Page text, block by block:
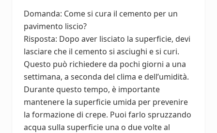
Domanda: Come si cura il cemento per un
pavimento liscio?
Risposta: Dopo aver lisciato la superficie, devi
lasciare che il cemento si asciughi e si curi.
Questo può richiedere da pochi giorni a una
settimana, a seconda del clima e dell’umidità.
Durante questo tempo, è importante
mantenere la superficie umida per prevenire
la formazione di crepe. Puoi farlo spruzzando
acqua sulla superficie una o due volte al